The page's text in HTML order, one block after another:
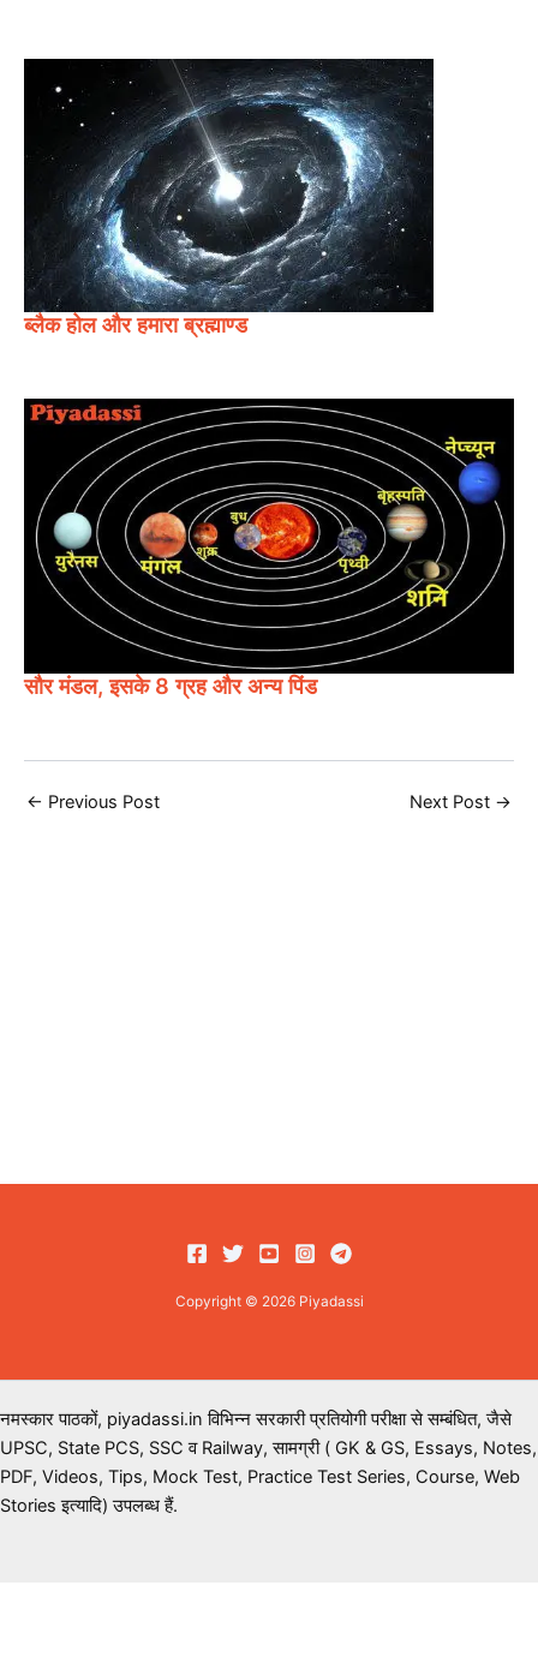
ब्लैक होल और हमारा ब्रह्माण्ड
सौर मंडल, इसके 8 ग्रह और अन्य पिंड
← Previous Post Next Post →
Copyright © 2026 Piyadassi
नमस्कार पाठकों, piyadassi.in विभिन्न सरकारी प्रतियोगी परीक्षा से सम्बंधित, जैसे
UPSC, State PCS, SSC व Railway, सामग्री ( GK & GS, Essays, Notes,
PDF, Videos, Tips, Mock Test, Practice Test Series, Course, Web
Stories इत्यादि) उपलब्ध हैं.